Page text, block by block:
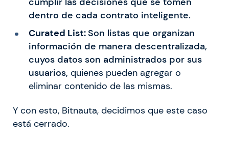
dentro de cada contrato inteligente.
Curated List:Son listas que organizan
información de manera descentralizada,
cuyos datos son administrados por sus
usuarios, quienes pueden agregar o
eliminar contenido de las mismas.
Y con esto, Bitnauta, decidimos que este caso
está cerrado.